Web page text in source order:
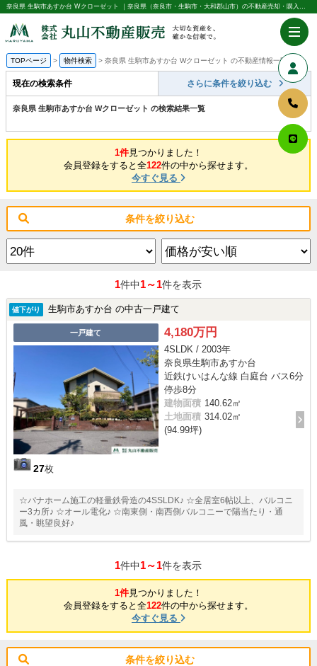
奈良県 生駒市あすか台 Wクローゼット ｜奈良県（奈良市・生駒市・大和郡山市）の不動産売却・購入のことなら株式会社丸山不動産販売
TOPページ 物件検索 奈良県 生駒市あすか台 Wクローゼット の不動産情報一覧
現在の検索条件 さらに条件を絞り込む
奈良県 生駒市あすか台 Wクローゼット の検索結果一覧
1件見つかりました！
会員登録をすると全122件の中から探せます。
今すぐ見る
条件を絞り込む
1件中1～1件を表示
値下がり 生駒市あすか台 の中古一戸建て
一戸建て
27枚
4,180万円
4SLDK / 2003年
奈良県生駒市あすか台
近鉄けいはんな線 白庭台 バス6分
停歩8分
建物面積 140.62㎡
土地面積 314.02㎡
(94.99坪)
☆パナホーム施工の軽量鉄骨造の4SSLDK♪ ☆全居室6帖以上、バルコニ
ー3カ所♪ ☆オール電化♪ ☆南東側・南西側バルコニーで陽当たり・通
風・眺望良好♪
1件中1～1件を表示
1件見つかりました！
会員登録をすると全122件の中から探せます。
今すぐ見る
条件を絞り込む